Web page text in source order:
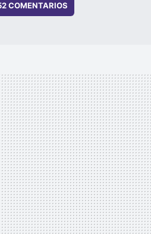
COMENTARIOS